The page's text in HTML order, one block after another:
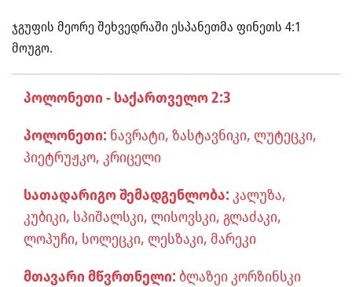
ჯგუფის მეორე შეხვედრაში ესპანეთმა ფინეთს 4:1
მოუგო.
პოლონეთი - საქართველო 2:3
პოლონეთი: ნავრატი, ზასტავნიკი, ლუტეცკი,
პიეტრუჟკო, კრიცელი
სათადარიგო შემადგენლობა: კალუზა,
კუბიკი, სპიშალსკი, ლისოვსკი, გლაძაკი,
ლოპუჩი, სოლეცკი, ლესზაკი, მარეკი
მთავარი მწვრთნელი: ბლაზეი კორზინსკი